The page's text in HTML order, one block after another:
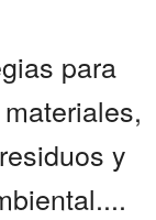
para
y